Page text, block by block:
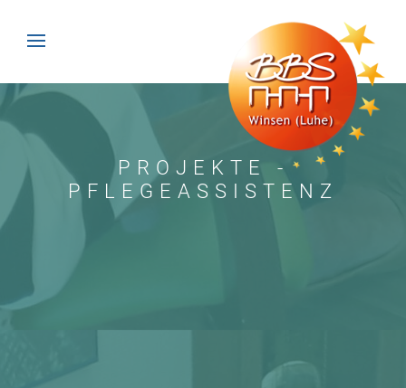
PROJEKTE -
PFLEGEASSISTENZ